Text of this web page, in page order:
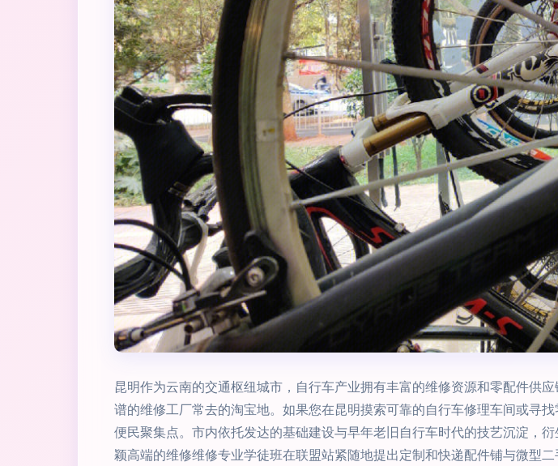
昆明作为云南的交通枢纽城市，自行车产业拥有丰富的维修资源和零配件供
谱的维修工厂常去的淘宝地。如果您在昆明摸索可靠的自行车修理车间或寻
便民聚集点。市内依托发达的基础建设与早年老旧自行车时代的技艺沉淀，
颖高端的维修维修专业学徒班在联盟站紧随地提出定制和快递配件铺与微型